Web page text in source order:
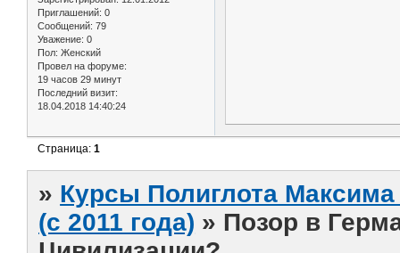
Приглашений: 0
Сообщений: 79
Уважение: 0
Пол: Женский
Провел на форуме:
19 часов 29 минут
Последний визит:
18.04.2018 14:40:24
Страница:1
» Курсы Полиглота
(с 2011 года) » Позор в